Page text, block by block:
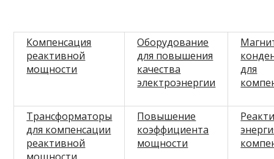
Компенсация
реактивной
мощности
Оборудование
для повышения
качества
электроэнергии
для
Трансформаторы
для компенсации
реактивной
Повышение
коэффициента
мощности